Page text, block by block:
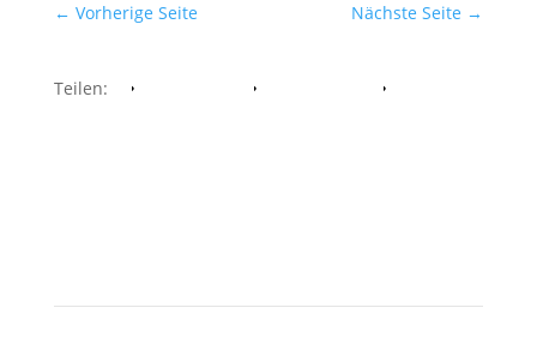
← Vorherige Seite Nächste Seite →
Teilen: Facebook Whatsapp Twitter